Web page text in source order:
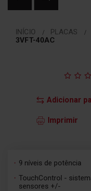
INÍCIO PLACAS
3VFT-40AC
Adicionar
Imprimir
9 níveis de potência
TouchControl -
sensores +/-